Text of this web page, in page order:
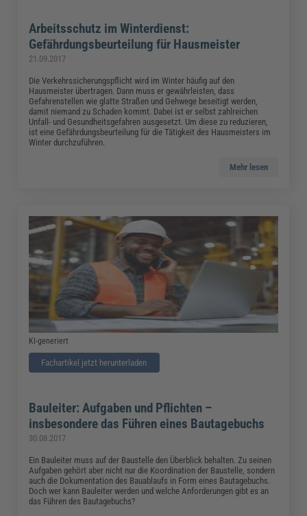
Arbeitsschutz im Winterdienst:
Gefährdungsbeurteilung für Hausmeister
21.09.2017
Die Verkehrssicherungspflicht wird im Winter häufig auf den
Hausmeister übertragen. Dann muss er gewährleisten, dass
Gefahrenstellen wie glatte Straßen und Gehwege beseitigt werden,
damit niemand zu Schaden kommt. Dabei ist er selbst zahlreichen
Unfall- und Gesundheitsgefahren ausgesetzt. Um diese zu reduzieren,
ist eine Gefährdungsbeurteilung für die Tätigkeit des Hausmeisters im
Winter durchzuführen.
Mehr lesen
KI-generiert
Fachartikel jetzt herunterladen
Bauleiter: Aufgaben und Pflichten –
insbesondere das Führen eines Bautagebuchs
30.08.2017
Ein Bauleiter muss auf der Baustelle den Überblick behalten. Zu seinen
Aufgaben gehört aber nicht nur die Koordination der Baustelle, sondern
auch die Dokumentation des Bauablaufs in Form eines Bautagebuchs.
Doch wer kann Bauleiter werden und welche Anforderungen gibt es an
das Führen des Bautagebuchs?